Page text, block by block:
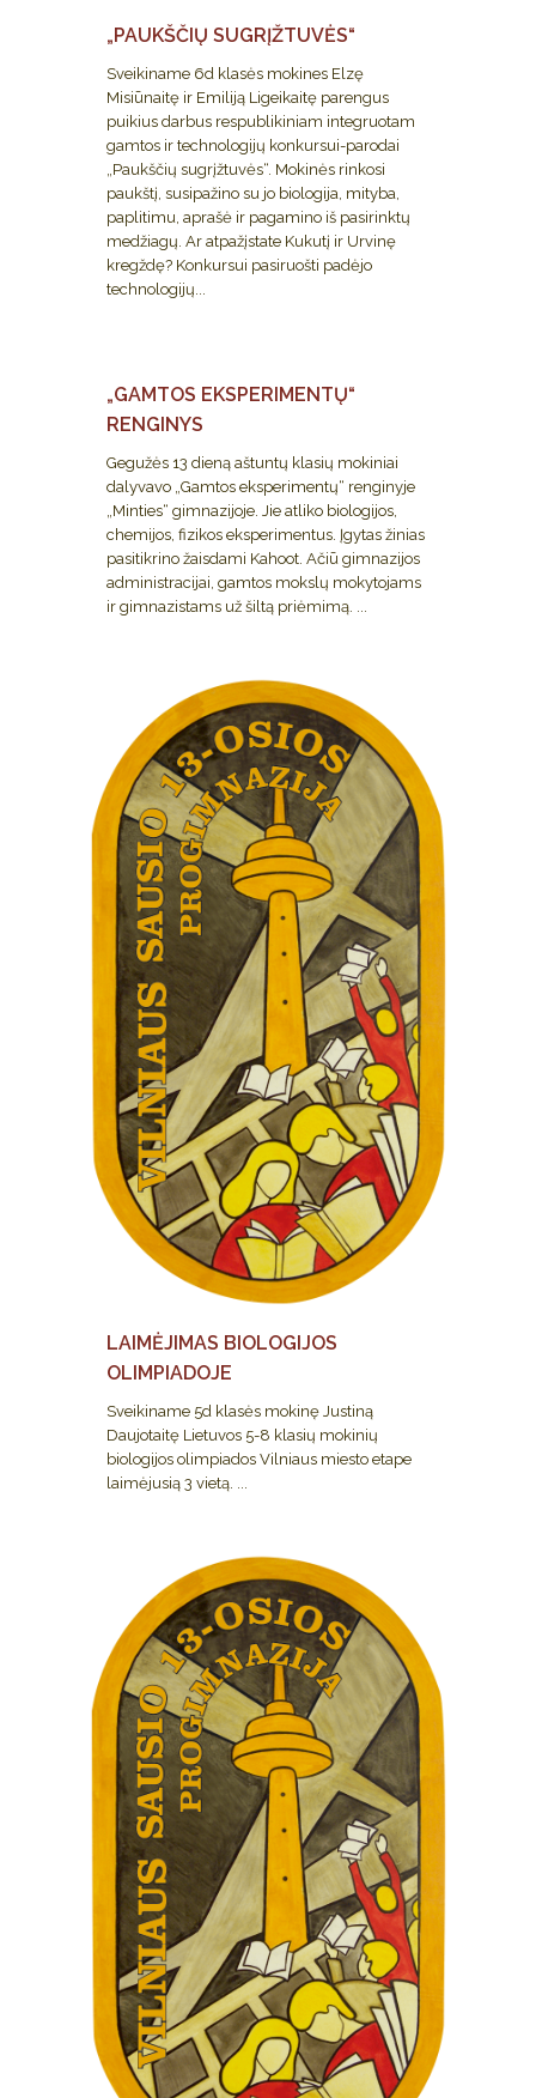
„PAUKŠČIŲ SUGRĮŽTUVĖS“
Sveikiname 6d klasės mokines Elzę
Misiūnaitę ir Emiliją Ligeikaitę parengus
puikius darbus respublikiniam integruotam
gamtos ir technologijų konkursui-parodai
„Paukščių sugrįžtuvės“. Mokinės rinkosi
paukštį, susipažino su jo biologija, mityba,
paplitimu, aprašė ir pagamino iš pasirinktų
medžiagų. Ar atpažįstate Kukutį ir Urvinę
kregždę? Konkursui pasiruošti padėjo
technologijų...
„GAMTOS EKSPERIMENTŲ“
RENGINYS
Gegužės 13 dieną aštuntų klasių mokiniai
dalyvavo „Gamtos eksperimentų“ renginyje
„Minties“ gimnazijoje. Jie atliko biologijos,
chemijos, fizikos eksperimentus. Įgytas žinias
pasitikrino žaisdami Kahoot. Ačiū gimnazijos
administracijai, gamtos mokslų mokytojams
ir gimnazistams už šiltą priėmimą. ...
LAIMĖJIMAS BIOLOGIJOS
OLIMPIADOJE
Sveikiname 5d klasės mokinę Justiną
Daujotaitę Lietuvos 5-8 klasių mokinių
biologijos olimpiados Vilniaus miesto etape
laimėjusią 3 vietą. ...